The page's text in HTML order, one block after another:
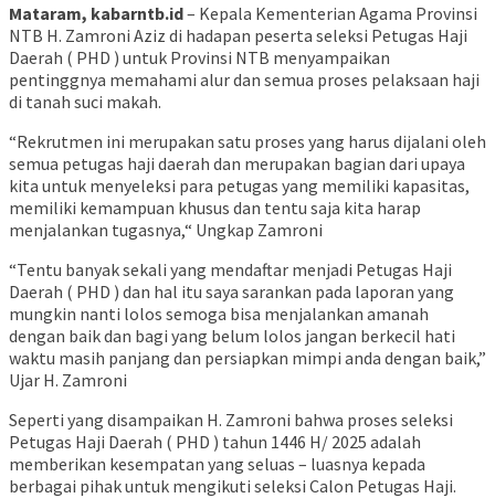
Mataram, kabarntb.id– Kepala Kementerian Agama Provinsi
NTB H. Zamroni Aziz di hadapan peserta seleksi Petugas Haji
Daerah ( PHD ) untuk Provinsi NTB menyampaikan
pentinggnya memahami alur dan semua proses pelaksaan haji
di tanah suci makah.
“Rekrutmen ini merupakan satu proses yang harus dijalani oleh
semua petugas haji daerah dan merupakan bagian dari upaya
kita untuk menyeleksi para petugas yang memiliki kapasitas,
memiliki kemampuan khusus dan tentu saja kita harap
menjalankan tugasnya,“ Ungkap Zamroni
“Tentu banyak sekali yang mendaftar menjadi Petugas Haji
Daerah ( PHD ) dan hal itu saya sarankan pada laporan yang
mungkin nanti lolos semoga bisa menjalankan amanah
dengan baik dan bagi yang belum lolos jangan berkecil hati
waktu masih panjang dan persiapkan mimpi anda dengan baik,”
Ujar H. Zamroni
Seperti yang disampaikan H. Zamroni bahwa proses seleksi
Petugas Haji Daerah ( PHD ) tahun 1446 H/ 2025 adalah
memberikan kesempatan yang seluas – luasnya kepada
berbagai pihak untuk mengikuti seleksi Calon Petugas Haji.